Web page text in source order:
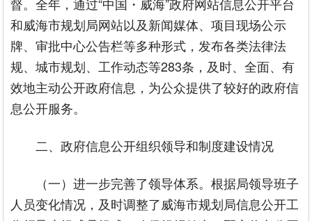
和威海市规划局网站以及新闻媒体、项目现场公示
牌、审批中心公告栏等多种形式，发布各类法律法
规、城市规划、工作动态等283条，及时、全面、有
效地主动公开政府信息，为公众提供了较好的政府信
息公开服务。
二、政府信息公开组织领导和制度建设情况
（一）进一步完善了领导体系。根据局领导班子
人员变化情况，及时调整了威海市规划局信息公开工